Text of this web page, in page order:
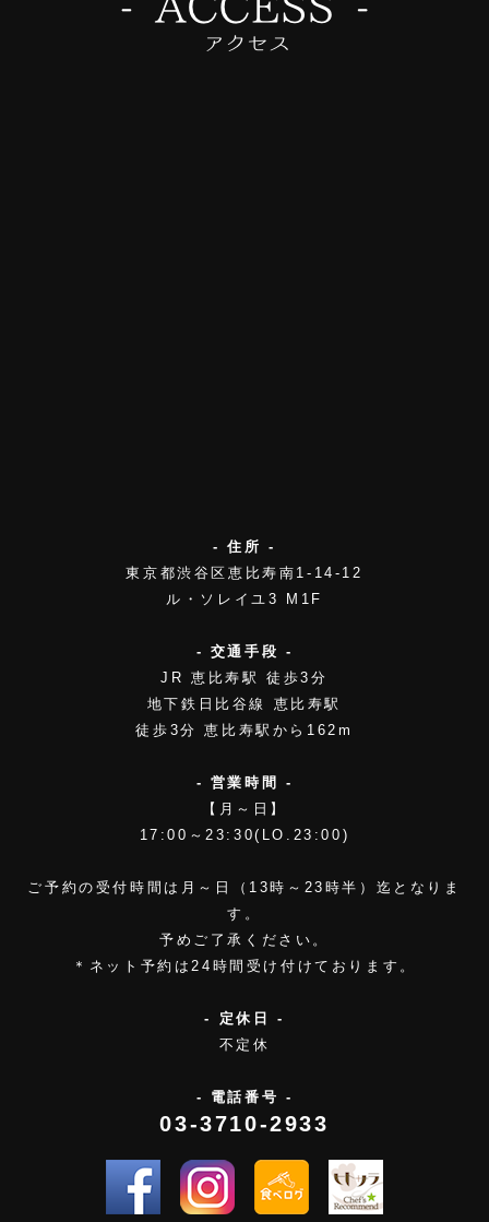
- 住所 -
東京都渋谷区恵比寿南1-14-12
ル・ソレイユ3 M1F
- 交通手段 -
JR 恵比寿駅 徒歩3分
地下鉄日比谷線 恵比寿駅
徒歩3分 恵比寿駅から162m
- 営業時間 -
【月～日】
17:00～23:30(LO.23:00)
ご予約の受付時間は月～日（13時～23時半）迄となりま
す。
予めご了承ください。
＊ネット予約は24時間受け付けております。
- 定休日 -
不定休
- 電話番号 -
03-3710-2933